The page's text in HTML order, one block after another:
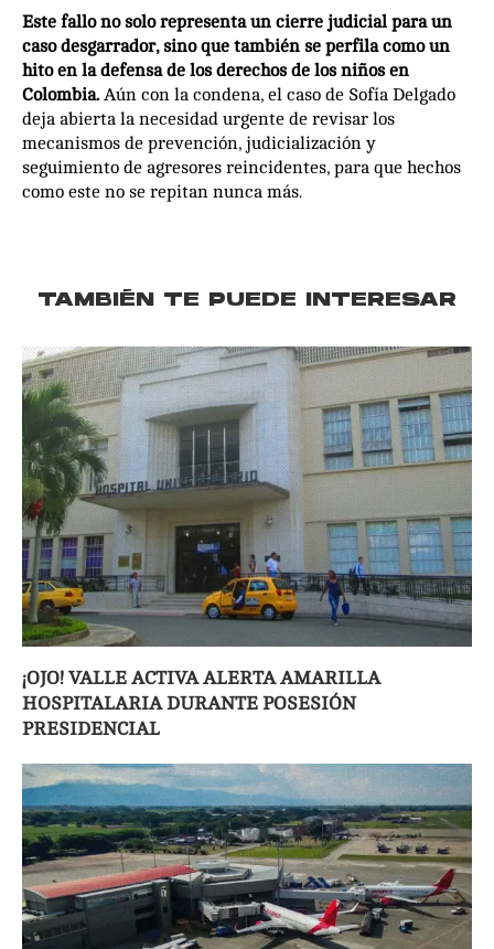
Este fallo no solo representa un cierre judicial para un
caso desgarrador, sino que también se perfila como un
hito en la defensa de los derechos de los niños en
Colombia. Aún con la condena, el caso de Sofía Delgado
deja abierta la necesidad urgente de revisar los
mecanismos de prevención, judicialización y
seguimiento de agresores reincidentes, para que hechos
como este no se repitan nunca más.
TAMBIÉN TE PUEDE INTERESAR
¡OJO! VALLE ACTIVA ALERTA AMARILLA
HOSPITALARIA DURANTE POSESIÓN
PRESIDENCIAL